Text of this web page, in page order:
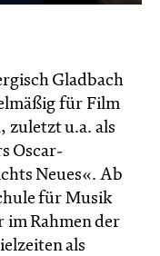
Gladbach
für Film
zuletzt u.a. als
Oscar-
Neues«. Ab
für Musik
im Rahmen der
als